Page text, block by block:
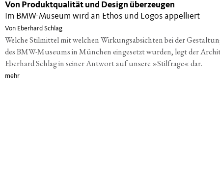
Von Produktqualität und Design überzeugen
Im BMW-Museum wird an Ethos und Logos appelliert
Von Eberhard Schlag
Welche Stilmittel mit welchen Wirkungsabsichten bei der
des BMW-Museums in München eingesetzt wurden, legt der
Eberhard Schlag in seiner Antwort auf unsere »Stilfrage« dar.
mehr